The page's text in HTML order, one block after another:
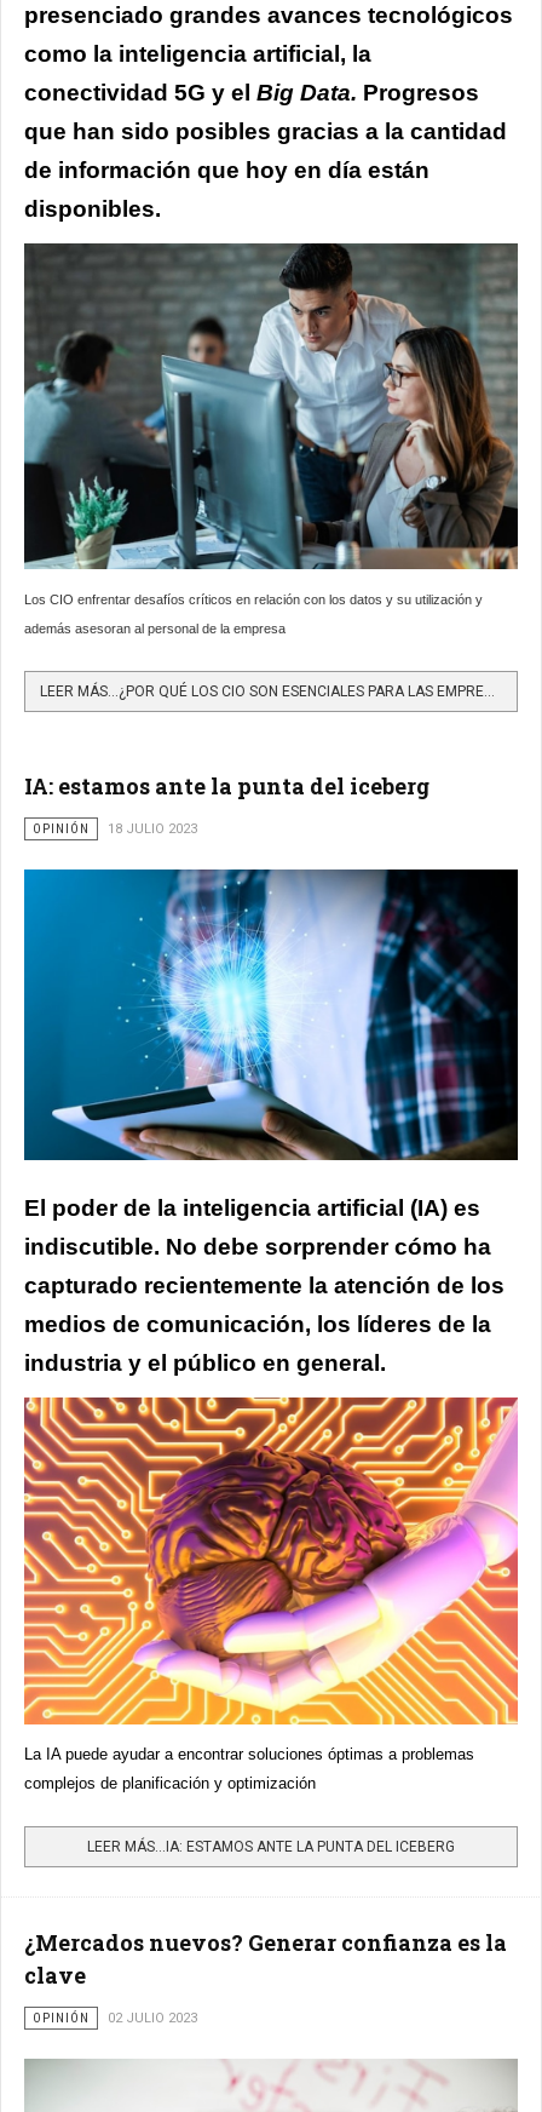
presenciado grandes avances tecnológicos
como la inteligencia artificial, la
conectividad 5G y el Big Data. Progresos
que han sido posibles gracias a la cantidad
de información que hoy en día están
disponibles.
Los CIO enfrentar desafíos críticos en relación con los datos y su utilización y
además asesoran al personal de la empresa
IA: estamos ante la punta del iceberg
OPINIÓN 18 JULIO 2023
El poder de la inteligencia artificial (IA) es
indiscutible. No debe sorprender cómo ha
capturado recientemente la atención de los
medios de comunicación, los líderes de la
industria y el público en general.
La IA puede ayudar a encontrar soluciones óptimas a problemas
complejos de planificación y optimización
LEER MÁS…IA: ESTAMOS ANTE LA PUNTA DEL ICEBERG
¿Mercados nuevos? Generar confianza es la
clave
OPINIÓN 02 JULIO 2023